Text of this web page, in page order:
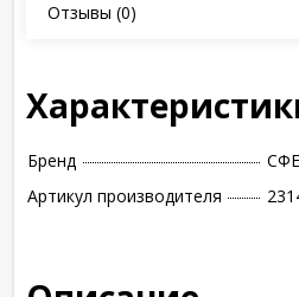
Отзывы (0)
Бренд
Артикул производителя